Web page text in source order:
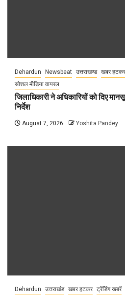
Dehardun Newsbeat उत्तराखण्ड खबर हटकर
सोशल मीडिया वायरल
जिलाधिकारी ने अधिकारियों को दिए
निर्देश
August 7, 2026 Yoshita Pandey
Dehardun उत्तराखंड खबर हटकर ट्रेंडिंग खबरें